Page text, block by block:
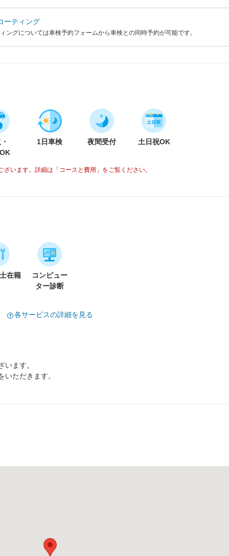
ーティング
ングについては車検予約フォームから車検との同時予約が可能です。
1日車検 夜間受付 土日祝OK
います。詳細は「コースと費用」をご覧ください。
在籍
コンピュー
ター診断
各サービスの詳細を見る
ます。
ただきます。